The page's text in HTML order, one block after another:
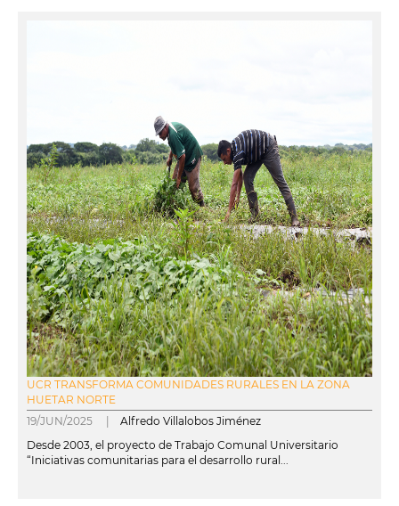
UCR TRANSFORMA COMUNIDADES RURALES EN LA ZONA
HUETAR NORTE
19/JUN/2025 | Alfredo Villalobos Jiménez
Desde 2003, el proyecto de Trabajo Comunal Universitario
“Iniciativas comunitarias para el desarrollo rural...